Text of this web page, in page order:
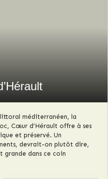
méditerranéen, la
Cœur d’Hérault offre à ses
et préservé. Un
devrait-on plutôt dire,
grande dans ce coin